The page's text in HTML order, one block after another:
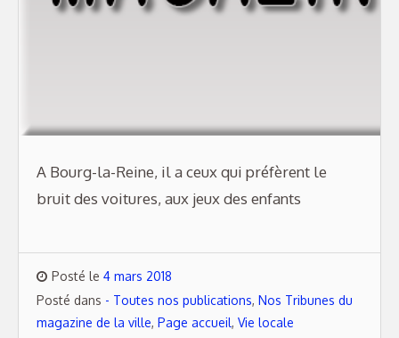
A Bourg-la-Reine, il a ceux qui préfèrent le
bruit des voitures, aux jeux des enfants
Posté le 4 mars 2018
Posté dans - Toutes nos publications, Nos Tribunes du
magazine de la ville, Page accueil, Vie locale